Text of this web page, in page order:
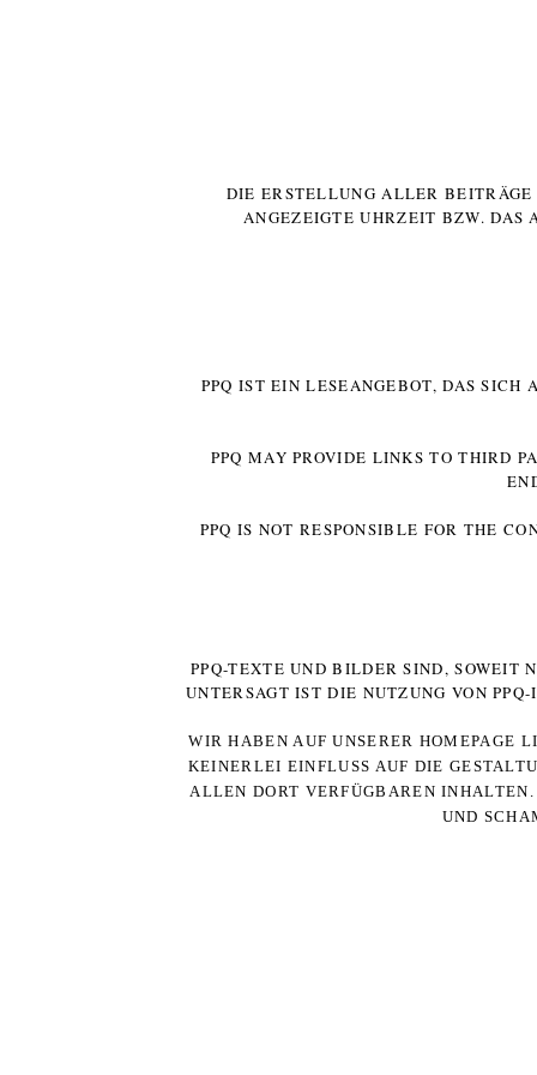
DIE ERSTELLUNG ALLER
ANGEZEIGTE UHRZEIT BZW. DAS
PPQ IST EIN LESEANGEBOT, DAS SICH
PPQ MAY PROVIDE LINKS TO THIRD
PPQ IS NOT RESPONSIBLE FOR THE
PPQ-TEXTE UND BILDER SIND, SOWEIT
UNTERSAGT IST DIE NUTZUNG VON
WIR HABEN AUF UNSERER HOMEPAGE
KEINERLEI EINFLUSS AUF DIE
ALLEN DORT VERFÜGBAREN
UND